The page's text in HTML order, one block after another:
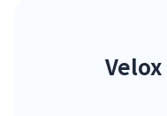
Velox